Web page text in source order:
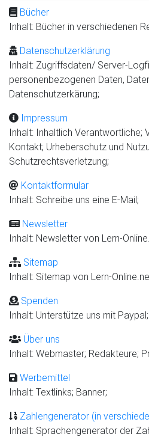
Bücher
Inhalt: Bücher in verschiedenen
Datenschutzerklärung
Inhalt: Zugriffsdaten/ Server-
personenbezogenen Daten,
Datenschutzerkärung;
Impressum
Inhalt: Inhaltlich Verantwortliche;
Kontakt; Urheberschutz und
Schutzrechtsverletzung;
Kontaktformular
Inhalt: Schreibe uns eine E-Mail;
Newsletter
Inhalt: Newsletter von Lern-
Sitemap
Inhalt: Sitemap von Lern-
Spenden
Inhalt: Unterstütze uns mit Paypal;
Über uns
Inhalt: Webmaster; Redakteure;
Werbemittel
Inhalt: Textlinks; Banner;
Zahlengenerator (in
Inhalt: Sprachengenerator der